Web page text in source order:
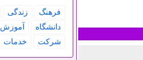
فرهنگ زندگی
دانشگاه
آموزش
شركت
خدمات